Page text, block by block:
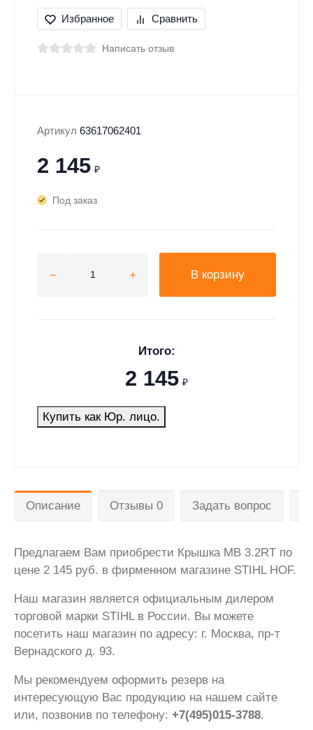
Избранное Сравнить
Написать отзыв
Артикул 63617062401
2 145 ₽
Под заказ
В корзину
Итого:
2 145 ₽
Купить как Юр. лицо.
Описание Отзывы 0 Задать вопрос
Предлагаем Вам приобрести Крышка MB 3.2RT по
цене 2 145 руб. в фирменном магазине STIHL HOF.
Наш магазин является официальным дилером
торговой марки STIHL в России. Вы можете
посетить наш магазин по адресу: г. Москва, пр-т
Вернадского д. 93.
Мы рекомендуем оформить резерв на
интересующую Вас продукцию на нашем сайте
или, позвонив по телефону: +7(495)015-3788.